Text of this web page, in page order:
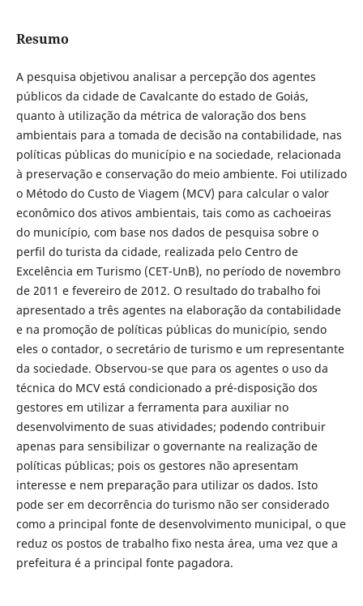
Resumo
A pesquisa objetivou analisar a percepção dos agentes
públicos da cidade de Cavalcante do estado de Goiás,
quanto à utilização da métrica de valoração dos bens
ambientais para a tomada de decisão na contabilidade, nas
políticas públicas do município e na sociedade, relacionada
à preservação e conservação do meio ambiente. Foi utilizado
o Método do Custo de Viagem (MCV) para calcular o valor
econômico dos ativos ambientais, tais como as cachoeiras
do município, com base nos dados de pesquisa sobre o
perfil do turista da cidade, realizada pelo Centro de
Excelência em Turismo (CET-UnB), no período de novembro
de 2011 e fevereiro de 2012. O resultado do trabalho foi
apresentado a três agentes na elaboração da contabilidade
e na promoção de políticas públicas do município, sendo
eles o contador, o secretário de turismo e um representante
da sociedade. Observou-se que para os agentes o uso da
técnica do MCV está condicionado a pré-disposição dos
gestores em utilizar a ferramenta para auxiliar no
desenvolvimento de suas atividades; podendo contribuir
apenas para sensibilizar o governante na realização de
políticas públicas; pois os gestores não apresentam
interesse e nem preparação para utilizar os dados. Isto
pode ser em decorrência do turismo não ser considerado
como a principal fonte de desenvolvimento municipal, o que
reduz os postos de trabalho fixo nesta área, uma vez que a
prefeitura é a principal fonte pagadora.